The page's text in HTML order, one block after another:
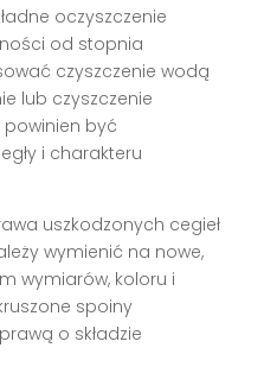
oczyszczenie
od stopnia
czyszczenie wodą
lub czyszczenie
być
i charakteru
uszkodzonych cegieł
wymienić na nowe,
wymiarów, koloru i
spoiny
o składzie